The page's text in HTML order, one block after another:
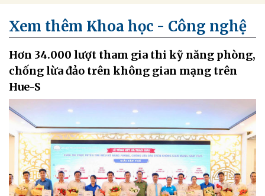
Xem thêm Khoa học - Công nghệ
Hơn 34.000 lượt tham gia thi kỹ năng phòng,
chống lừa đảo trên không gian mạng trên
Hue-S